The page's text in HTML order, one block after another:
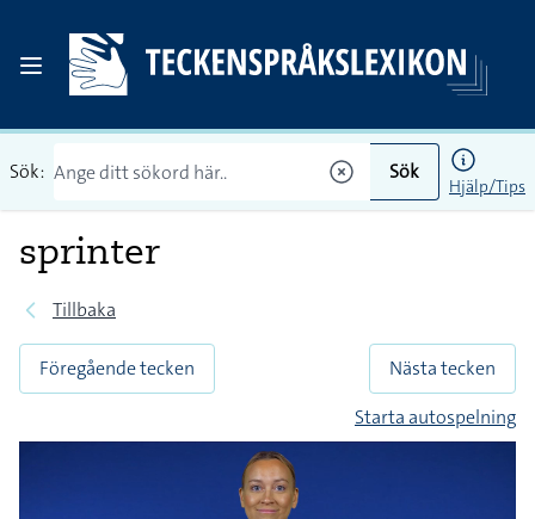
Sök: Sök
Hjälp/Tips
sprinter
Tillbaka
Föregående tecken
Nästa tecken
Starta autospelning